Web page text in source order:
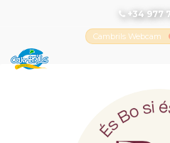
+34 977
Cambrils Webcam